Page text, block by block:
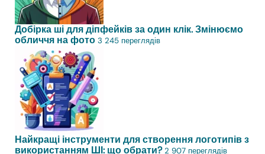
Добірка ші для діпфейків за один клік. Змінюємо
обличчя на фото 3 245 переглядів
Найкращі інструменти для створення логотипів з
використанням ШІ: що обрати? 2 907 переглядів